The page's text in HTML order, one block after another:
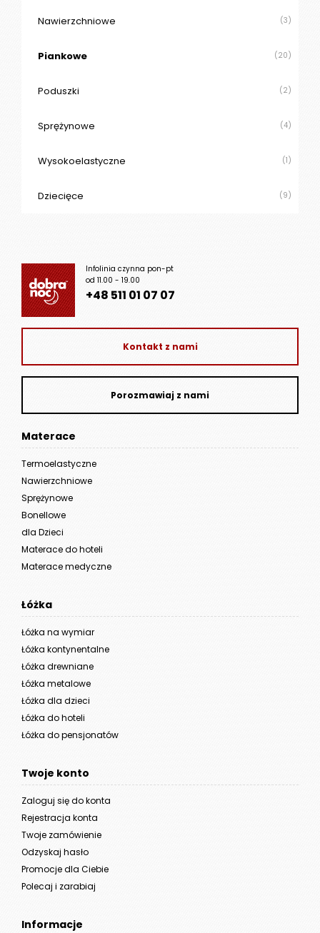
Nawierzchniowe (3)
Piankowe (20)
Poduszki (2)
Sprężynowe (4)
Wysokoelastyczne (1)
Dziecięce (9)
Infolinia czynna pon-pt
od 11.00 - 19.00
+48 511 01 07 07
Kontakt z nami
Porozmawiaj z nami
Materace
Termoelastyczne
Nawierzchniowe
Sprężynowe
Bonellowe
dla Dzieci
Materace do hoteli
Materace medyczne
Łóżka
Łóżka na wymiar
Łóżka kontynentalne
Łóżka drewniane
Łóżka metalowe
Łóżka dla dzieci
Łóżka do hoteli
Łóżka do pensjonatów
Twoje konto
Zaloguj się do konta
Rejestracja konta
Twoje zamówienie
Odzyskaj hasło
Promocje dla Ciebie
Polecaj i zarabiaj
Informacje